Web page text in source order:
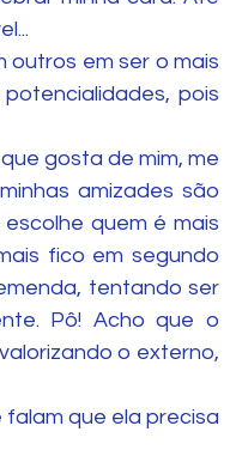
outros em ser o mais
pois
gosta de mim, me
amizades são
quem é mais
fico em segundo
tentando ser
Pô! Acho que o
o externo,
falam que ela precisa